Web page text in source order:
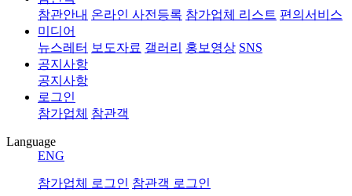
참관안내 온라인 사전등록 참가업체 리스트 편의서비스
미디어
뉴스레터 보도자료 갤러리 홍보영상 SNS
공지사항
공지사항
로그인
참가업체 참관객
Language
ENG
참가업체 로그인 참관객 로그인